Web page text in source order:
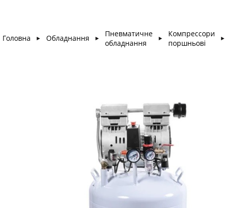
Головна ► Обладнання ►
Пневматичне
обладнання
►
Компрессори
поршньові
►